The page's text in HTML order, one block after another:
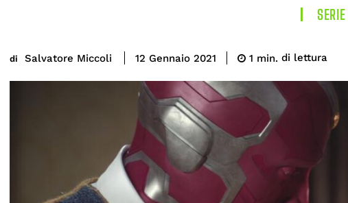
di Salvatore Miccoli 12 Gennaio 2021 1 min. di lettura